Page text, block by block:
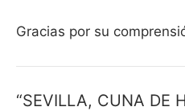
Gracias por su
“SEVILLA, CUNA DE